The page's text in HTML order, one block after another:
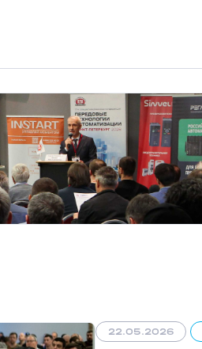
22.05.2026